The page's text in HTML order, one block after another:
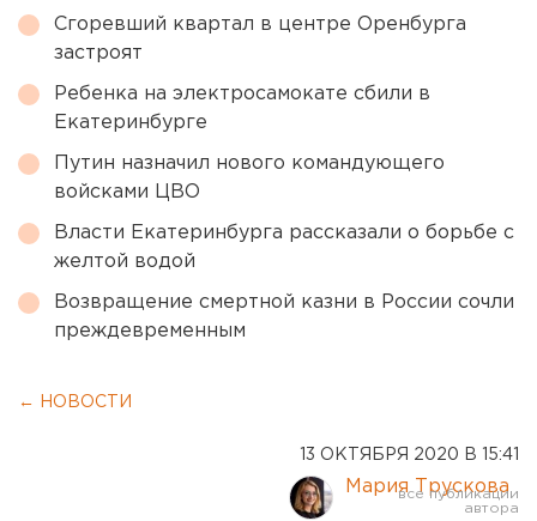
Сгоревший квартал в центре Оренбурга
застроят
Ребенка на электросамокате сбили в
Екатеринбурге
Путин назначил нового командующего
войсками ЦВО
Власти Екатеринбурга рассказали о борьбе с
желтой водой
Возвращение смертной казни в России сочли
преждевременным
← НОВОСТИ
13 ОКТЯБРЯ 2020 В 15:41
Мария Трускова